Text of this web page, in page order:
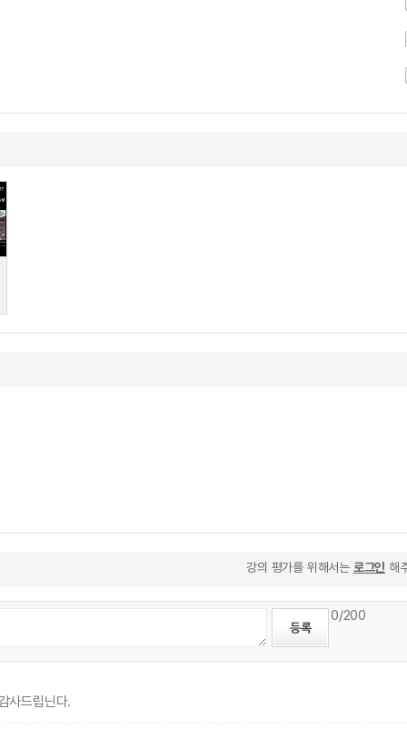
강의 평가를 위해서는 로그인 해
0/200
사드립닌다.